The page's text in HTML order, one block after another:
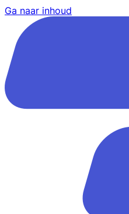
Ga naar inhoud